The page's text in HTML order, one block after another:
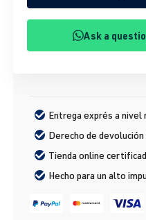
Ask a
Entrega exprés a nivel
Derecho de devolución
Tienda online
Hecho para un alto